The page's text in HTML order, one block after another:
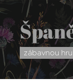
zábavnou